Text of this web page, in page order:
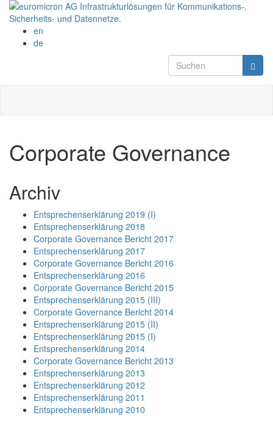
Direkt zum Inhalt
en
de
Suchen
Corporate Governance
Archiv
Entsprechenserklärung 2019 (I)
Entsprechenserklärung 2018
Corporate Governance Bericht 2017
Entsprechenserklärung 2017
Corporate Governance Bericht 2016
Entsprechenserklärung 2016
Corporate Governance Bericht 2015
Entsprechenserklärung 2015 (III)
Corporate Governance Bericht 2014
Entsprechenserklärung 2015 (II)
Entsprechenserklärung 2015 (I)
Entsprechenserklärung 2014
Corporate Governance Bericht 2013
Entsprechenserklärung 2013
Entsprechenserklärung 2012
Entsprechenserklärung 2011
Entsprechenserklärung 2010